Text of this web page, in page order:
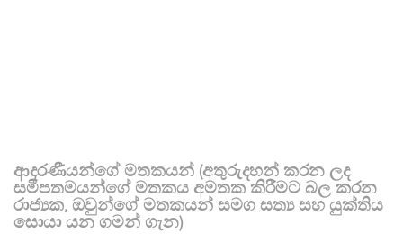
ආදරණීයන්ගේ මතකයන් (අතුරුදහන් කරන ලද
සමීපතමයන්ගේ මතකය අමතක කිරීමට බල කරන
රාජ්‍යක, ඔවුන්ගේ මතකයන් සමග සත්‍ය සහ යුක්තිය
සොයා යන ගමන් ගැන)